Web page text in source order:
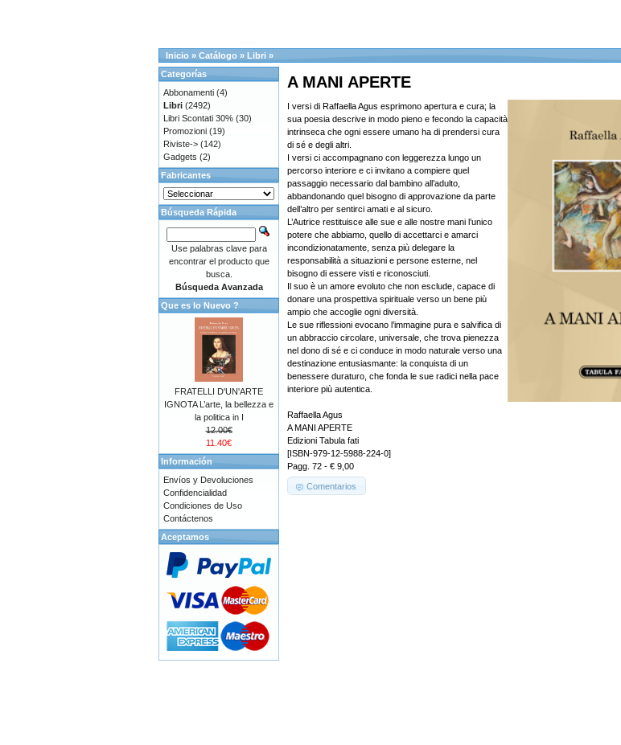
Inicio » Catálogo » Libri »
A MANI APERTE
I versi di Raffaella Agus esprimono apertura e cura; la
sua poesia descrive in modo pieno e fecondo la capacità
intrinseca che ogni essere umano ha di prendersi cura
di sé e degli altri.
I versi ci accompagnano con leggerezza lungo un
percorso interiore e ci invitano a compiere quel
passaggio necessario dal bambino all’adulto,
abbandonando quel bisogno di approvazione da parte
dell’altro per sentirci amati e al sicuro.
L’Autrice restituisce alle sue e alle nostre mani l’unico
potere che abbiamo, quello di accettarci e amarci
incondizionatamente, senza più delegare la
responsabilità a situazioni e persone esterne, nel
bisogno di essere visti e riconosciuti.
Il suo è un amore evoluto che non esclude, capace di
donare una prospettiva spirituale verso un bene più
ampio che accoglie ogni diversità.
Le sue riflessioni evocano l’immagine pura e salvifica di
un abbraccio circolare, universale, che trova pienezza
nel dono di sé e ci conduce in modo naturale verso una
destinazione entusiasmante: la conquista di un
benessere duraturo, che fonda le sue radici nella pace
interiore più autentica.
Raffaella Agus
A MANI APERTE
Edizioni Tabula fati
[ISBN-979-12-5988-224-0]
Pagg. 72 - € 9,00
Comentarios
Categorías
Abbonamenti (4)
Libri (2492)
Libri Scontati 30% (30)
Promozioni (19)
Riviste-> (142)
Gadgets (2)
Fabricantes
Búsqueda Rápida
Use palabras clave para
encontrar el producto que
busca.
Búsqueda Avanzada
Que es lo Nuevo ?
FRATELLI D'UN'ARTE
IGNOTA L’arte, la bellezza e
la politica in I
12.00€
11.40€
Información
Envíos y Devoluciones
Confidencialidad
Condiciones de Uso
Contáctenos
Aceptamos